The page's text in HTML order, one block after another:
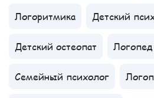
Логоритмика Детский
Детский остеопат
Семейный психолог